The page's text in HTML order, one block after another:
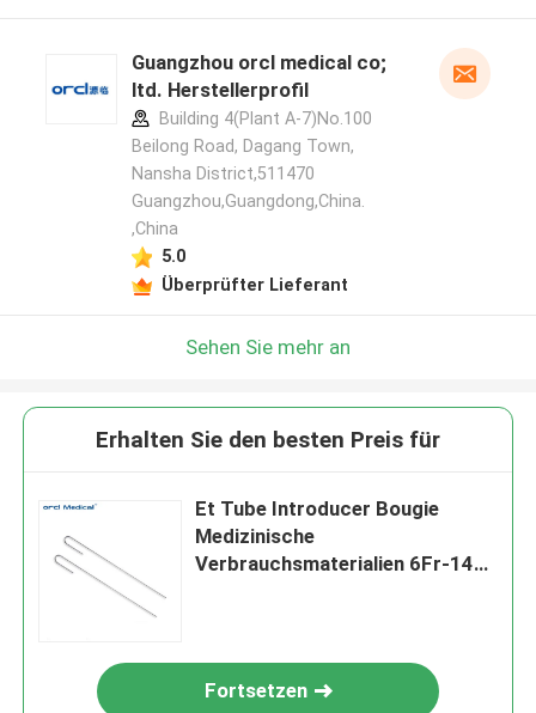
Guangzhou orcl medical co;
ltd. Herstellerprofil
Building 4(Plant A-7)No.100
Beilong Road, Dagang Town,
Nansha District,511470
Guangzhou,Guangdong,China.
,China
5.0
Überprüfter Lieferant
Sehen Sie mehr an
Erhalten Sie den besten Preis für
Et Tube Introducer Bougie
Medizinische
Verbrauchsmaterialien 6Fr-14Fr
Fortsetzen